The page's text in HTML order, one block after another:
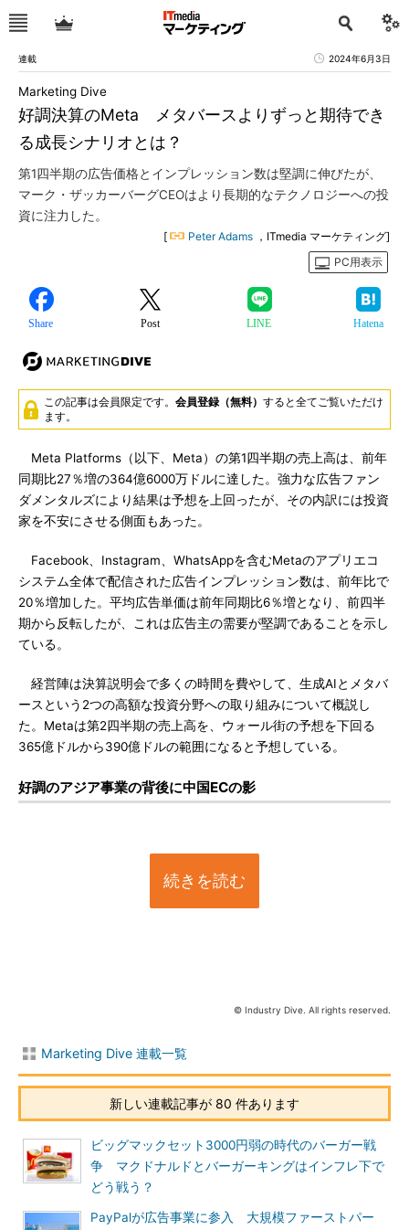
連載 2024年6月3日
好調決算のMeta メタバースよりずっと期待でき
る成長シナリオとは？
Marketing Dive
第1四半期の広告価格とインプレッション数は堅調に伸びたが、
マーク・ザッカーバーグCEOはより長期的なテクノロジーへの投
資に注力した。
[ Peter Adams ，ITmedia マーケティング]
PC用表示
Share Post LINE Hatena
この記事は会員限定です。 会員登録（無料） すると全てご覧いただけ
ます。
Meta Platforms（以下、Meta）の第1四半期の売上高は、前年
同期比27％増の364億6000万ドルに達した。強力な広告ファン
ダメンタルズにより結果は予想を上回ったが、その内訳には投資
家を不安にさせる側面もあった。
Facebook、Instagram、WhatsAppを含むMetaのアプリエコ
システム全体で配信された広告インプレッション数は、前年比で
20％増加した。平均広告単価は前年同期比6％増となり、前四半
期から反転したが、これは広告主の需要が堅調であることを示し
ている。
経営陣は決算説明会で多くの時間を費やして、生成AIとメタバ
ースという2つの高額な投資分野への取り組みについて概説し
た。Metaは第2四半期の売上高を、ウォール街の予想を下回る
365億ドルから390億ドルの範囲になると予想している。
好調のアジア事業の背後に中国ECの影
続きを読む
© Industry Dive. All rights reserved.
Marketing Dive 連載一覧
新しい連載記事が 80 件あります
ビッグマックセット3000円弱の時代のバーガー戦
争 マクドナルドとバーガーキングはインフレ下で
どう戦う？
PayPalが広告事業に参入 大規模ファーストパー